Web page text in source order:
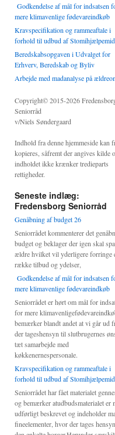
Godkendelse af mål for indsatsen
mere klimavenlige fødevareindkøb
Kravspecifikation og rammeaftale i
forhold til udbud af
Beredskabsopgaven i Udvalget for
Erhverv, Beredskab og Byliv
Arbejde med madanalyse på
Copyright© 2015-2026
Seniorråd
v/Niels Søndergaard
Indhold fra denne hjemmeside kan
kopieres, såfremt der angives kilde
indholdet ikke krænker tredieparts
rettigheder.
Seneste indlæg:
Fredensborg Seniorråd
Genåbning af budget 26
Seniorrådet kommenterer det
budget og beklager der igen skal
ældre hvilket vil yderligere forringe
række tilbud og ydelser,
Godkendelse af mål for indsatsen
mere klimavenlige fødevareindkøb
Seniorrådet er hørt om mål for
for mere
bemærker blandt andet at vi går ud
der tageshensyn til slutbrugernes
tæt samarbejde med
køkkenernespersonale.
Kravspecifikation og rammeaftale i
forhold til udbud af
Seniorrådet har fået materialet
og bemærker atudbudsmaterialet er
udførligt beskrevet og indeholder
fineelementer, hvor der tages